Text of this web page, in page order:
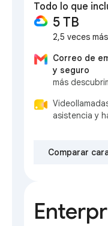
Todo lo que
5 TB
2,5 veces
Correo de
y seguro
más
asistencia y
Comparar